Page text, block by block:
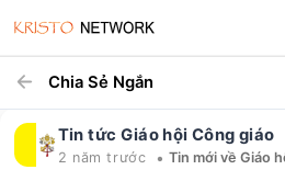
Chia Sẻ Ngắn
Tin tức Giáo hội Công giáo
2 năm trước •